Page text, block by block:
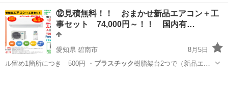
コン購入の…
愛知 みよし市 便利屋
⑫見積無料！！ おまかせ新品エアコン＋工
事セット 74,000円～！！ 国内有…
愛知県 碧南市
8月5日
ル留め1箇所につき 500円 ・ プラスチック樹脂架台2つで（新品エア